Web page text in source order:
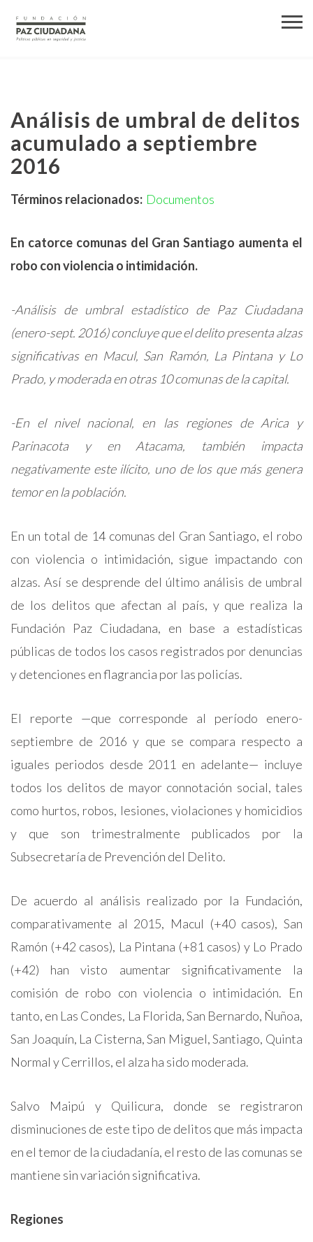
Análisis de umbral de delitos
acumulado a septiembre
2016
Términos relacionados: Documentos
En catorce comunas del Gran Santiago aumenta el
robo con violencia o intimidación.
-Análisis de umbral estadístico de Paz Ciudadana
(enero-sept. 2016) concluye que el delito presenta alzas
significativas en Macul, San Ramón, La Pintana y Lo
Prado, y moderada en otras 10 comunas de la capital.
-En el nivel nacional, en las regiones de Arica y
Parinacota y en Atacama, también impacta
negativamente este ilícito, uno de los que más genera
temor en la población.
En un total de 14 comunas del Gran Santiago, el robo
con violencia o intimidación, sigue impactando con
alzas. Así se desprende del último análisis de umbral
de los delitos que afectan al país, y que realiza la
Fundación Paz Ciudadana, en base a estadísticas
públicas de todos los casos registrados por denuncias
y detenciones en flagrancia por las policías.
El reporte —que corresponde al período enero-
septiembre de 2016 y que se compara respecto a
iguales periodos desde 2011 en adelante— incluye
todos los delitos de mayor connotación social, tales
como hurtos, robos, lesiones, violaciones y homicidios
y que son trimestralmente publicados por la
Subsecretaría de Prevención del Delito.
De acuerdo al análisis realizado por la Fundación,
comparativamente al 2015, Macul (+40 casos), San
Ramón (+42 casos), La Pintana (+81 casos) y Lo Prado
(+42) han visto aumentar significativamente la
comisión de robo con violencia o intimidación. En
tanto, en Las Condes, La Florida, San Bernardo, Ñuñoa,
San Joaquín, La Cisterna, San Miguel, Santiago, Quinta
Normal y Cerrillos, el alza ha sido moderada.
Salvo Maipú y Quilicura, donde se registraron
disminuciones de este tipo de delitos que más impacta
en el temor de la ciudadanía, el resto de las comunas se
mantiene sin variación significativa.
Regiones